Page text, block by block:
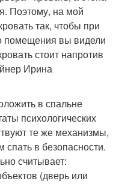
Поэтому, на мой
так, чтобы при
помещения вы видели
стоит напротив
Ирина
в спальне
психологических
те же механизмы,
в безопасности.
считывает:
(дверь или